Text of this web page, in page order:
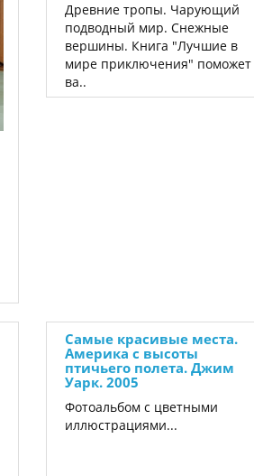
Древние тропы. Чарующий
подводный мир. Снежные
вершины. Книга "Лучшие в
мире приключения" поможет
ва..
Самые красивые места.
Америка с высоты
птичьего полета. Джим
Уарк. 2005
Фотоальбом с цветными
иллюстрациями...